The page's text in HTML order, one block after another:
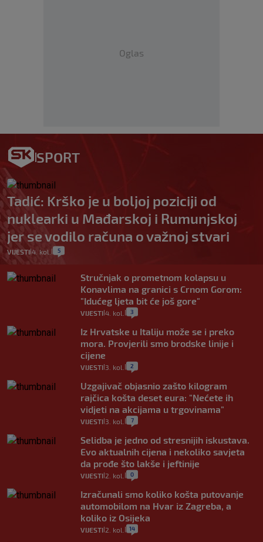
Oglas
SPORT
Tadić: Krško je u boljoj poziciji od
nuklearki u Mađarskoj i Rumunjskoj
jer se vodilo računa o važnoj stvari
VIJESTI|4. kol. 5
Stručnjak o prometnom kolapsu u
Konavlima na granici s Crnom Gorom:
"Idućeg ljeta bit će još gore"
VIJESTI 4. kol. 3
Iz Hrvatske u Italiju može se i preko
mora. Provjerili smo brodske linije i
cijene
VIJESTI 3. kol. 2
Uzgajivač objasnio zašto kilogram
rajčica košta deset eura: "Nećete ih
vidjeti na akcijama u trgovinama"
VIJESTI 3. kol. 7
Selidba je jedno od stresnijih iskustava.
Evo aktualnih cijena i nekoliko savjeta
da prođe što lakše i jeftinije
VIJESTI 2. kol. 0
Izračunali smo koliko košta putovanje
automobilom na Hvar iz Zagreba, a
koliko iz Osijeka
VIJESTI 2. kol. 14